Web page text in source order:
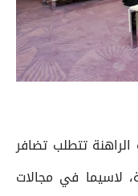
تتطلب تضافر
لاسيما في مجالات